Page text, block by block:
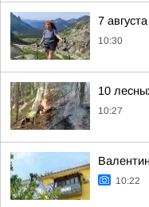
7
10:30
10
10:27
10:22